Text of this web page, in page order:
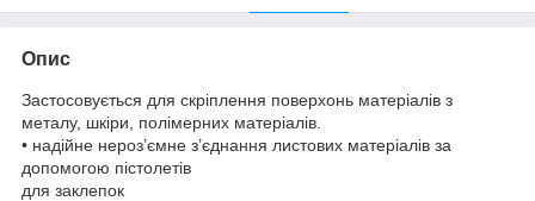
Опис
Застосовується для скріплення поверхонь матеріалів з
металу, шкіри, полімерних матеріалів.
• надійне нероз’ємне з’єднання листових матеріалів за
допомогою пістолетів
для заклепок